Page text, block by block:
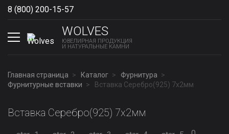
8 (800) 200-15-57
WOLVES
ЮВЕЛИРНАЯ ПРОДУКЦИЯ
И НАТУРАЛЬНЫЕ КАМНИ
Главная страница Каталог
Фурнитура
Фурнитурные вставки
Вставка Серебро(925) 7x2мм
Вставка Серебро(925) 7x2мм